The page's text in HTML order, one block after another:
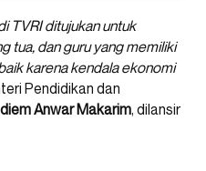
TVRI ditujukan untuk
tua, dan guru yang memiliki
karena kendala ekonomi
Pendidikan dan
AnwarMakarim, dilansir